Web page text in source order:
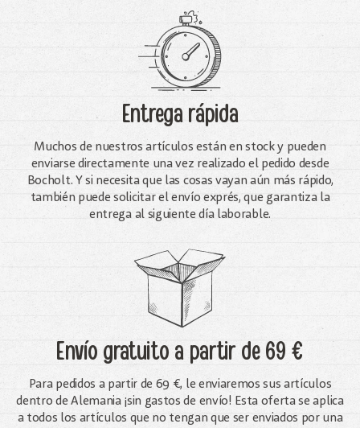
Entrega rápida
Muchos de nuestros artículos están en stock y pueden
enviarse directamente una vez realizado el pedido desde
Bocholt. Y si necesita que las cosas vayan aún más rápido,
también puede solicitar el envío exprés, que garantiza la
entrega al siguiente día laborable.
Envío gratuitoa partir de 69 €
Para pedidos a partir de 69 €, le enviaremos sus artículos
dentro de Alemania ¡sin gastos de envío! Esta oferta se aplica
a todos los artículos que no tengan que ser enviados por una